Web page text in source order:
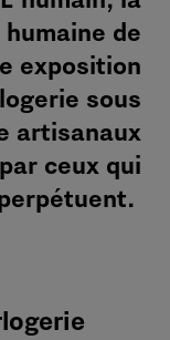
de
exposition
sous
artisanaux
ceux qui